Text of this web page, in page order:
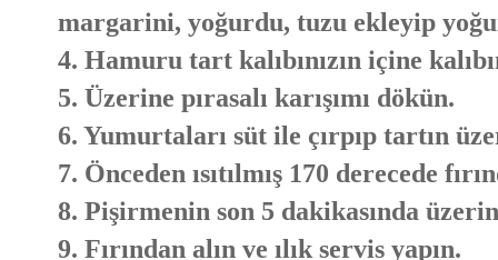
margarini, yoğurdu, tuzu ekleyip
4. Hamuru tart kalıbınızın içine
5. Üzerine pırasalı karışımı dökün.
6. Yumurtaları süt ile çırpıp tartın
7. Önceden ısıtılmış 170 derecede
8. Pişirmenin son 5 dakikasında
9. Fırından alın ve ılık servis yapın.